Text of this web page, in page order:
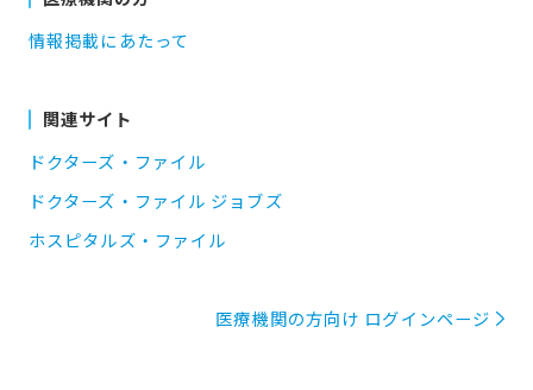
情報掲載にあたって
関連サイト
ドクターズ・ファイル
ドクターズ・ファイル ジョブズ
ホスピタルズ・ファイル
医療機関の方向け ログインページ